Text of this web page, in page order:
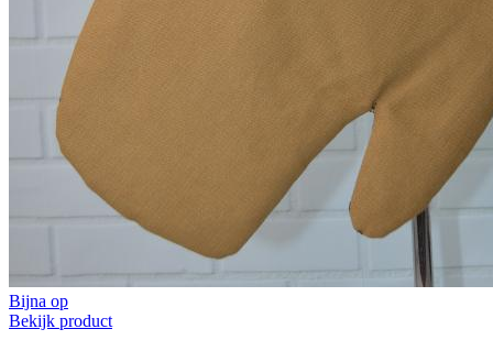
Bijna op
Bekijk product